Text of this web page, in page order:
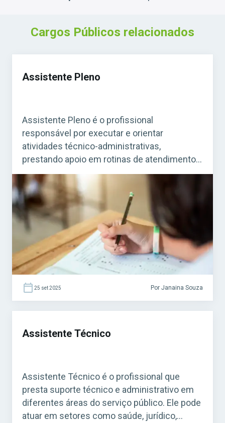
Cargos Públicos relacionados
Assistente Pleno
Assistente Pleno é o profissional
responsável por executar e orientar
atividades técnico-administrativas,
prestando apoio em rotinas de atendimento
ao público, organização de processos e
suporte a equipes de trabalho. A função
exige experiência prática e conhecimento
das rotinas da área em que atua, o que torna
esse cargo essencial em diferentes órgãos
públicos. Acesse agora […]
25 set 2025 Por Janaina Souza
Assistente Técnico
Assistente Técnico é o profissional que
presta suporte técnico e administrativo em
diferentes áreas do serviço público. Ele pode
atuar em setores como saúde, jurídico,